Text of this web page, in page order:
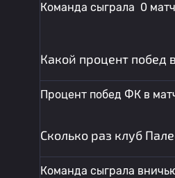
Команда сыграла 0
Какой процент побед
Процент побед ФК в
Сколько раз клуб
Команда сыграла